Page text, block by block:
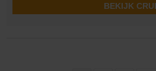
BEKIJK